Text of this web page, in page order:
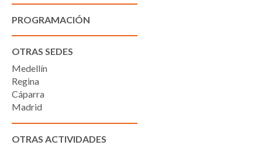
PROGRAMACIÓN
OTRAS SEDES
Medellín
Regina
Cáparra
Madrid
OTRAS ACTIVIDADES